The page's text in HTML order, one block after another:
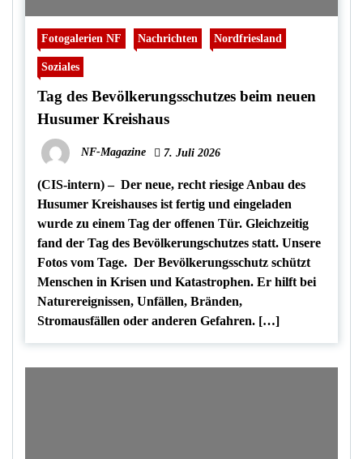
Fotogalerien NF Nachrichten Nordfriesland
Soziales
Tag des Bevölkerungsschutzes beim neuen
Husumer Kreishaus
NF-Magazine 7. Juli 2026
(CIS-intern) – Der neue, recht riesige Anbau des
Husumer Kreishauses ist fertig und eingeladen
wurde zu einem Tag der offenen Tür. Gleichzeitig
fand der Tag des Bevölkerungschutzes statt. Unsere
Fotos vom Tage. Der Bevölkerungsschutz schützt
Menschen in Krisen und Katastrophen. Er hilft bei
Naturereignissen, Unfällen, Bränden,
Stromausfällen oder anderen Gefahren. […]